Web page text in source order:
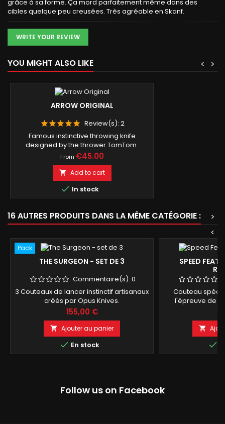
grâce à sa forme. Ça mord parfaitement même dans des
cibles quelque peu creusées. Très agréable en Skanf.
WRITE YOUR REVIEW
YOU MIGHT ALSO LIKE >
<
ARROW ORIGINAL
Review(s): 2
Famous instinctive throwing knife
designed by the thrower TomTom.
From Price
€45.00
 Add to cart
 In stock
16 AUTRES PRODUITS DANS LA MÊME CATÉGORIE :
>
<
Pack
THE SURGEON - SET DE 3
Commentaire(s): 0
3 Couteaux de lancer instinctif artisanaux
créés par Opus Knives.
Prix
155,00 €
 Ajouter au panier
 En stock
SPEED
Couteau
l'épreuve de


Follow us on Facebook